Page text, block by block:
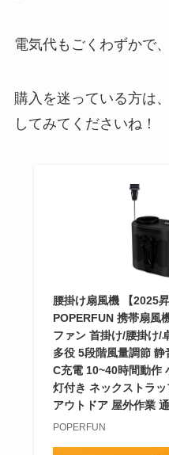
電気代もごくわずかで、
購入を迷っている方は
してみてくださいね！
腰掛け扇風機 【2025
POPERFUN 携帯扇風
ファン 首掛け/腰掛け/
多役 5段階風量調節
C充電 10~40時間動作
灯付き ネックストラ
アウトドア 屋外作業
POPERFUN